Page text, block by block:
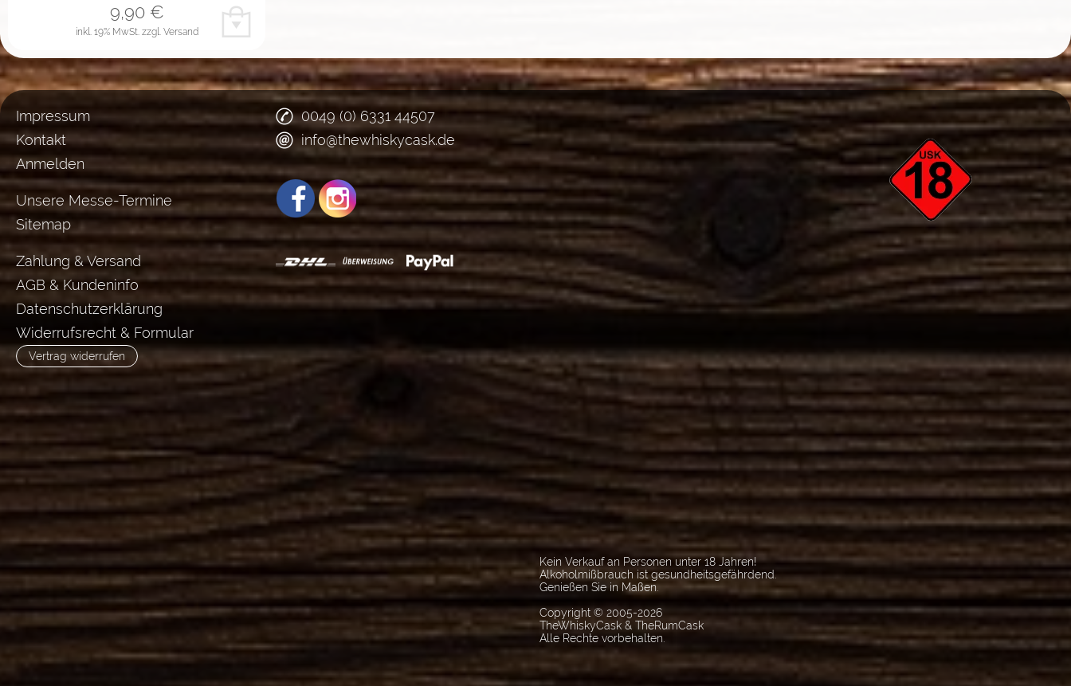
inkl. 19% MwSt. zzgl. Versand
9,90€
Impressum
Kontakt
Anmelden
Unsere Messe-Termine
Sitemap
Zahlung & Versand
AGB & Kundeninfo
Datenschutzerklärung
Widerrufsrecht & Formular
Vertrag widerrufen
0049 (0) 6331 44507
info@thewhiskycask.de
Kein Verkauf an Personen unter 18 Jahren!
Alkoholmißbrauch ist gesundheitsgefährdend.
Genießen Sie in Maßen.
Copyright © 2005-2026
TheWhiskyCask & TheRumCask
Alle Rechte vorbehalten.